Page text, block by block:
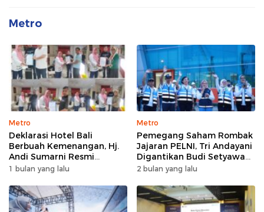
Metro
Metro
Deklarasi Hotel Bali
Berbuah Kemenangan, Hj.
Andi Sumarni Resmi
Nahkodai DPW FK PKBM
1 bulan yang lalu
Metro
Pemegang Saham Rombak
Jajaran PELNI, Tri Andayani
Digantikan Budi Setyawan
Wijaya sebagai Dirut
2 bulan yang lalu